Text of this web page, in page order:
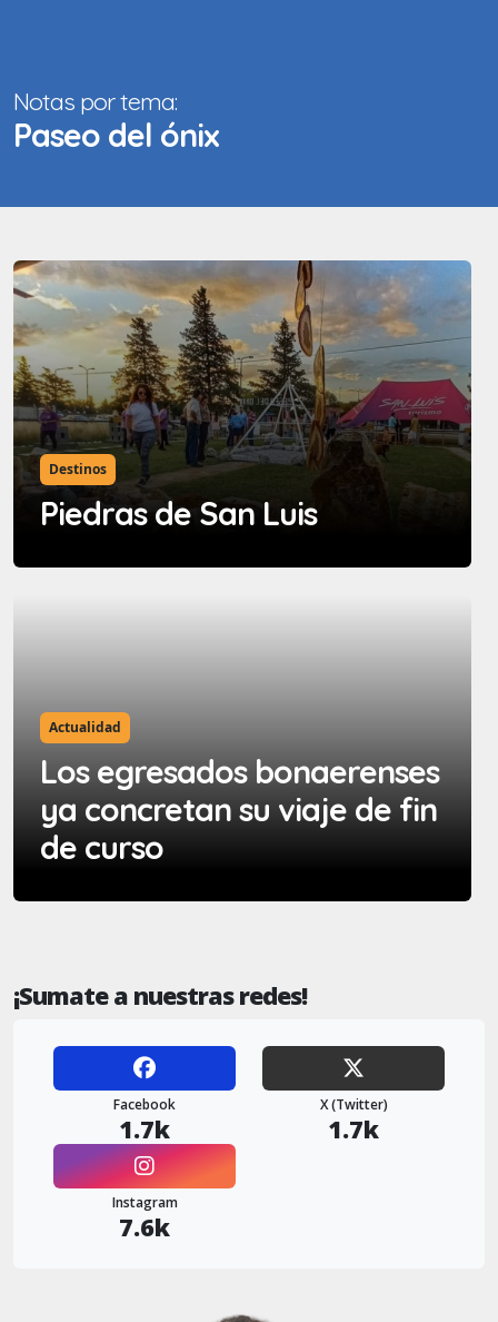
Notas por tema:
Paseo del ónix
Destinos
Piedras de San Luis
Actualidad
Los egresados bonaerenses
ya concretan su viaje de fin
de curso
¡Sumate a nuestras redes!
Facebook
1.7k
X (Twitter)
1.7k
Instagram
7.6k